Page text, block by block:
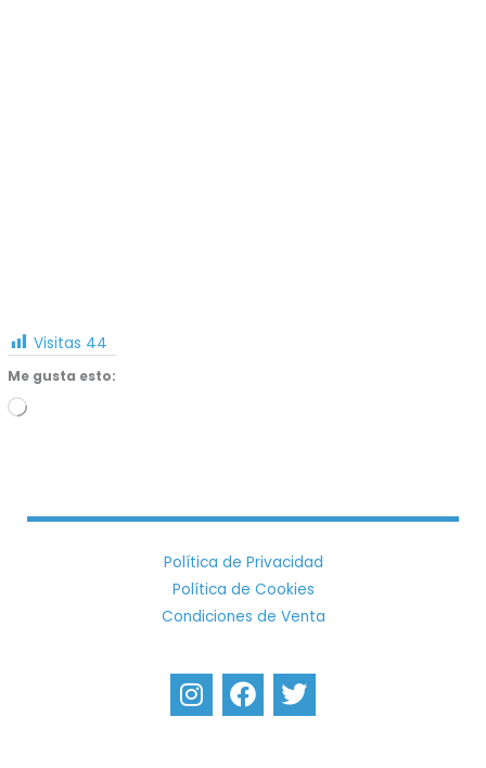
Visitas 44
Me gusta esto:
Cargando...
Política de Privacidad
Política de Cookies
Condiciones de Venta
n
s
a
c
w
i